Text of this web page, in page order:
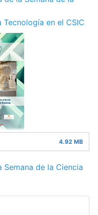
Tecnología en el CSIC
4.92 MB
de la Ciencia